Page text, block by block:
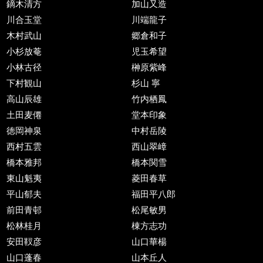
鏑木清方
加山又造
川合玉堂
川端龍子
木村武山
郷倉和子
小杉放菴
児玉希望
小林古径
榊原紫峰
下村観山
杉山 寧
高山辰雄
竹内栖鳳
土田麦僊
堂本印象
徳岡神泉
中村岳陵
西村五雲
西山翠嶂
橋本雅邦
橋本関雪
東山魁夷
菱田春草
平山郁夫
福田平八郎
前田青邨
松尾敏男
松林桂月
棟方志功
安田靫彦
山口華楊
山口蓬春
山本丘人